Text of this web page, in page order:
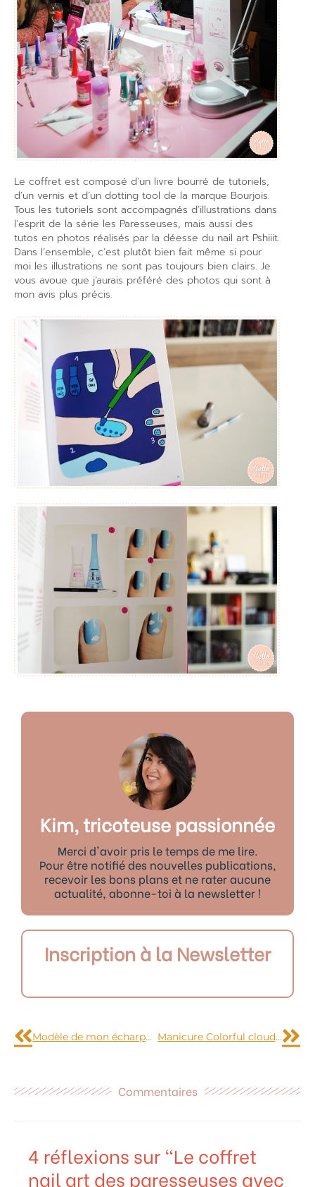
Le coffret est composé d’un livre bourré de tutoriels,
d’un vernis et d’un dotting tool de la marque Bourjois.
Tous les tutoriels sont accompagnés d’illustrations dans
l’esprit de la série les Paresseuses, mais aussi des
tutos en photos réalisés par la déesse du nail art Pshiiit.
Dans l’ensemble, c’est plutôt bien fait même si pour
moi les illustrations ne sont pas toujours bien clairs. Je
vous avoue que j’aurais préféré des photos qui sont à
mon avis plus précis.
Kim, tricoteuse passionnée
Merci d'avoir pris le temps de me lire.
Pour être notifié des nouvelles publications,
recevoir les bons plans et ne rater aucune
actualité, abonne-toi à la newsletter !
Inscription à la Newsletter
Modèle de mon écharpe à torsades revu et corrigé – Explications et diagramme Manicure Colorful cloud pattern
Commentaires
4 réflexions sur “Le coffret
nail art des paresseuses avec